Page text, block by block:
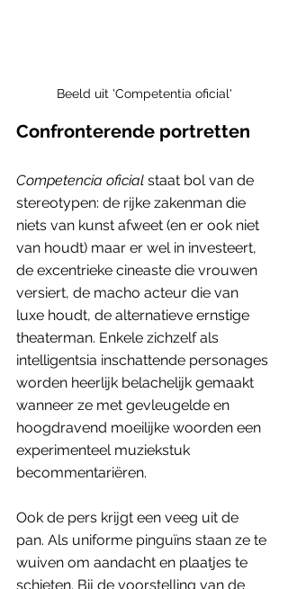
Beeld uit 'Competentia oficial'
Confronterende portretten
Competencia oficial staat bol van de
stereotypen: de rijke zakenman die
niets van kunst afweet (en er ook niet
van houdt) maar er wel in investeert,
de excentrieke cineaste die vrouwen
versiert, de macho acteur die van
luxe houdt, de alternatieve ernstige
theaterman. Enkele zichzelf als
intelligentsia inschattende personages
worden heerlijk belachelijk gemaakt
wanneer ze met gevleugelde en
hoogdravend moeilijke woorden een
experimenteel muziekstuk
becommentariëren.
Ook de pers krijgt een veeg uit de
pan. Als uniforme pinguïns staan ze te
wuiven om aandacht en plaatjes te
schieten. Bij de voorstelling van de